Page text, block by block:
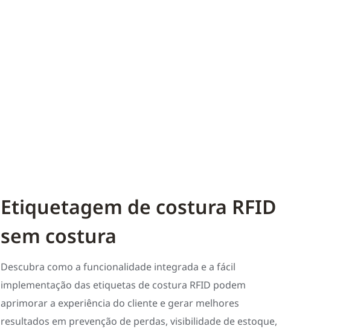
Etiquetagem de costura RFID
sem costura
Descubra como a funcionalidade integrada e a fácil
implementação das etiquetas de costura RFID podem
aprimorar a experiência do cliente e gerar melhores
resultados em prevenção de perdas, visibilidade de estoque,